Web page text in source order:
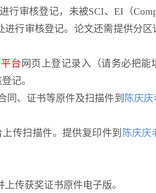
行审核登记，未被SCI、EI （
进行审核登记。论文还需提供分
台 网页上登记录入（请务必把能
记。
同、证书等原件及扫描件到 陈庆庆
传扫描件。提供复印件到 陈庆庆
上传获奖证书原件电子版。